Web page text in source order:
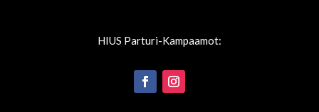
HIUS Parturi-Kampaamot: